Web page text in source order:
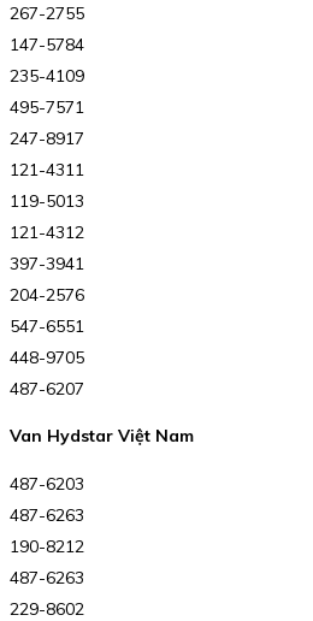
267-2755
147-5784
235-4109
495-7571
247-8917
121-4311
119-5013
121-4312
397-3941
204-2576
547-6551
448-9705
487-6207
Van Hydstar Việt Nam
487-6203
487-6263
190-8212
487-6263
229-8602